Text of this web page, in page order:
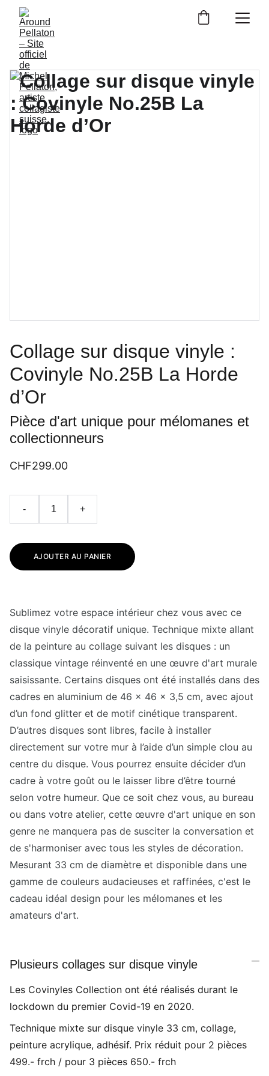
Collage sur disque vinyle :
Covinyle No.25B La Horde
d’Or
Pièce d'art unique pour mélomanes et
collectionneurs
CHF299.00
- +
AJOUTER AU PANIER
Sublimez votre espace intérieur chez vous avec ce
disque vinyle décoratif unique. Technique mixte allant
de la peinture au collage suivant les disques : un
classique vintage réinventé en une œuvre d'art murale
saisissante. Certains disques ont été installés dans des
cadres en aluminium de 46 x 46 x 3,5 cm, avec ajout
d’un fond glitter et de motif cinétique transparent.
D’autres disques sont libres, facile à installer
directement sur votre mur à l’aide d’un simple clou au
centre du disque. Vous pourrez ensuite décider d’un
cadre à votre goût ou le laisser libre d’être tourné
selon votre humeur. Que ce soit chez vous, au bureau
ou dans votre atelier, cette œuvre d'art unique en son
genre ne manquera pas de susciter la conversation et
de s'harmoniser avec tous les styles de décoration.
Mesurant 33 cm de diamètre et disponible dans une
gamme de couleurs audacieuses et raffinées, c'est le
cadeau idéal design pour les mélomanes et les
amateurs d'art.
Plusieurs collages sur disque vinyle
Les Covinyles Collection ont été réalisés durant le
lockdown du premier Covid-19 en 2020.
Technique mixte sur disque vinyle 33 cm, collage,
peinture acrylique, adhésif. Prix réduit pour 2 pièces
499.- frch / pour 3 pièces 650.- frch